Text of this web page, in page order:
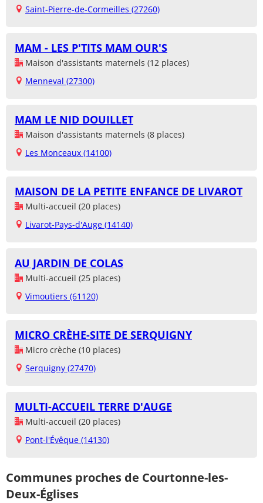
Saint-Pierre-de-Cormeilles (27260)
MAM - LES P'TITS MAM OUR'S
Maison d'assistants maternels (12 places)
Menneval (27300)
MAM LE NID DOUILLET
Maison d'assistants maternels (8 places)
Les Monceaux (14100)
MAISON DE LA PETITE ENFANCE DE LIVAROT
Multi-accueil (20 places)
Livarot-Pays-d'Auge (14140)
AU JARDIN DE COLAS
Multi-accueil (25 places)
Vimoutiers (61120)
MICRO CRÈHE-SITE DE SERQUIGNY
Micro crèche (10 places)
Serquigny (27470)
MULTI-ACCUEIL TERRE D'AUGE
Multi-accueil (20 places)
Pont-l'Évêque (14130)
Communes proches de Courtonne-les-
Deux-Églises